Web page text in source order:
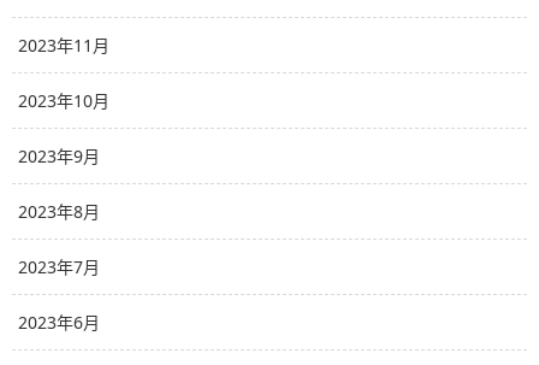
2023年11月
2023年10月
2023年9月
2023年8月
2023年7月
2023年6月